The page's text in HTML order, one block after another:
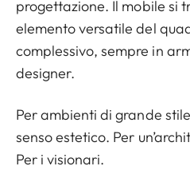
progettazione. Il mobile si
elemento versatile del
complessivo, sempre in
designer.
Per ambienti di grande
senso estetico. Per
Per i visionari.